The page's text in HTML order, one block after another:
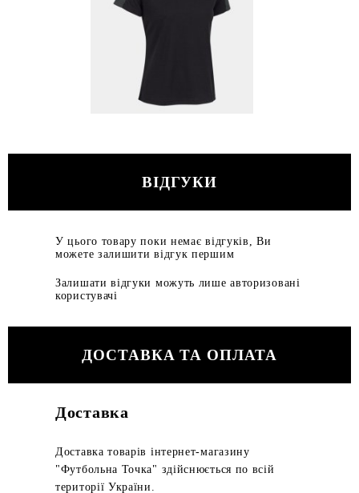
ВІДГУКИ
У цього товару поки немає відгуків, Ви
можете залишити відгук першим
Залишати відгуки можуть лише авторизовані
користувачі
ДОСТАВКА ТА ОПЛАТА
Доставка
Доставка товарів інтернет-магазину
"Футбольна Точка" здійснюється по всій
території України.